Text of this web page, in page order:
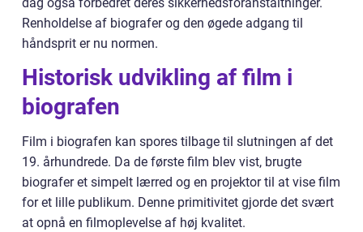
dag også forbedret deres sikkerhedsforanstaltninger.
Renholdelse af biografer og den øgede adgang til
håndsprit er nu normen.
Historisk udvikling af film i
biografen
Film i biografen kan spores tilbage til slutningen af det
19. århundrede. Da de første film blev vist, brugte
biografer et simpelt lærred og en projektor til at vise film
for et lille publikum. Denne primitivitet gjorde det svært
at opnå en filmoplevelse af høj kvalitet.